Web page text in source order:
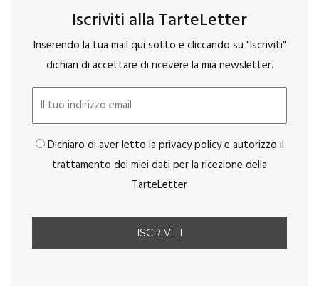
Iscriviti alla TarteLetter
Inserendo la tua mail qui sotto e cliccando su "Iscriviti"
dichiari di accettare di ricevere la mia newsletter.
Dichiaro di aver letto la privacy policy e autorizzo il
trattamento dei miei dati per la ricezione della
TarteLetter